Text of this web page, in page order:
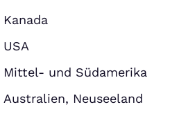
Kanada
USA
Mittel- und Südamerika
Australien, Neuseeland